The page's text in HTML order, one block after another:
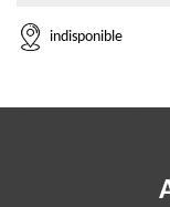
indisponible